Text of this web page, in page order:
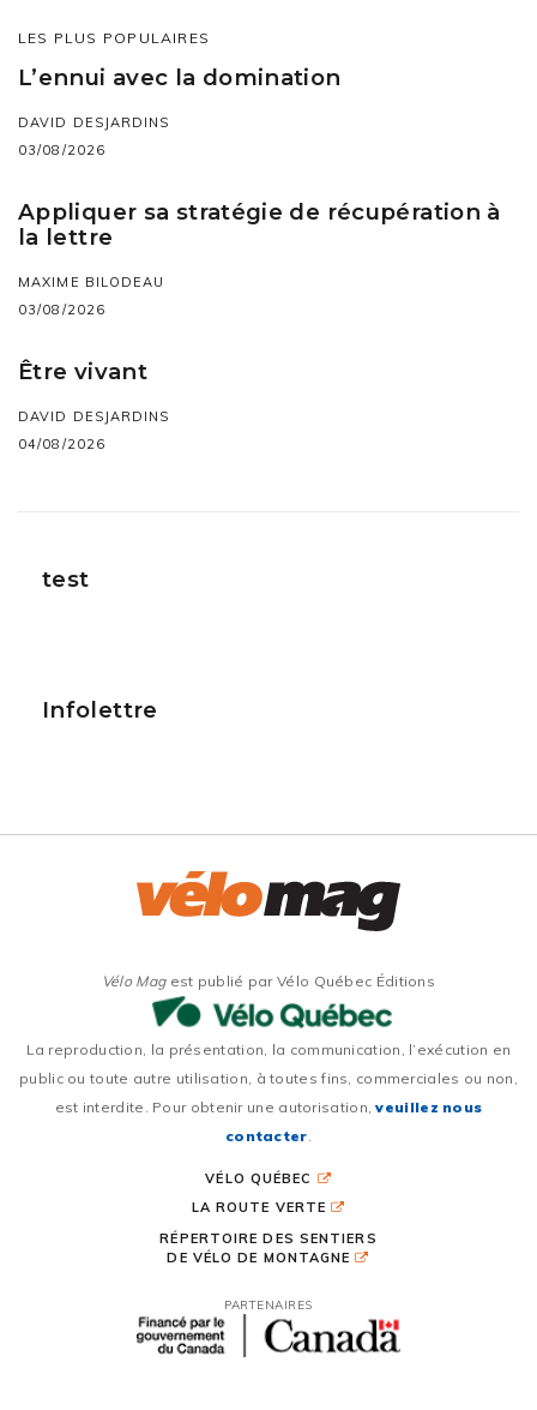
LES PLUS POPULAIRES
L’ennui avec la domination
DAVID DESJARDINS
03/08/2026
Appliquer sa stratégie de récupération à
la lettre
MAXIME BILODEAU
03/08/2026
Être vivant
DAVID DESJARDINS
04/08/2026
test
Infolettre
Vélo Magest publié par Vélo Québec Éditions
La reproduction, la présentation, la communication, l’exécution en
public ou toute autre utilisation, à toutes fins, commerciales ou non,
est interdite. Pour obtenir une autorisation,veuillez nous
contacter.
VÉLO QUÉBEC
LA ROUTE VERTE
RÉPERTOIRE DES SENTIERS
DE VÉLO DE MONTAGNE
PARTENAIRES